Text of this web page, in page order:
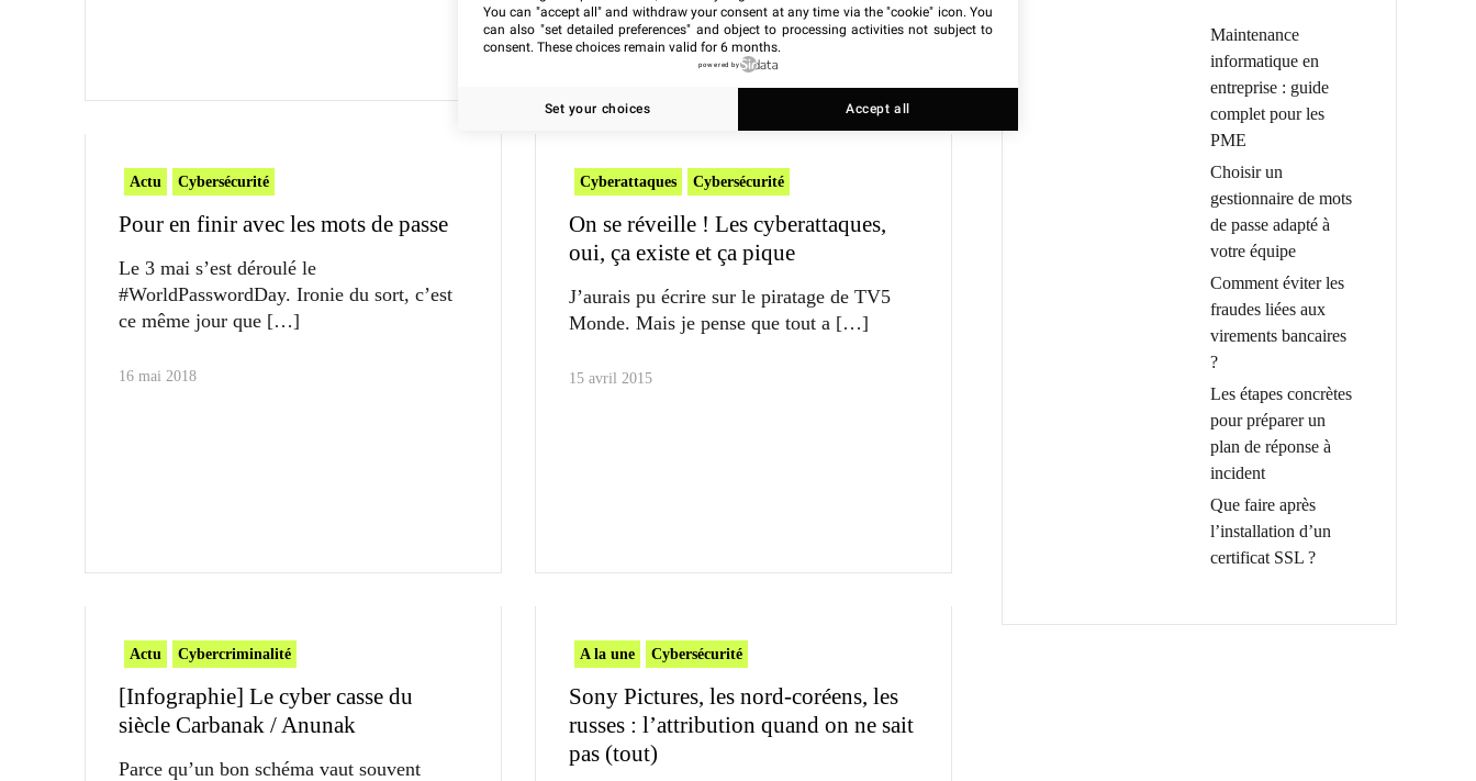
Actu Cybersécurité
Pour en finir avec les mots de passe
Le 3 mai s’est déroulé le
#WorldPasswordDay. Ironie du sort, c’est
ce même jour que
16 mai 2018
Cyberattaques Cybersécurité
On se réveille ! Les cyberattaques,
oui, ça existe et ça pique
J’aurais pu écrire sur le piratage de TV5
Monde. Mais je pense que tout a
15 avril 2015
Actu Cybercriminalité
[Infographie] Le cyber casse du
siècle Carbanak / Anunak
Parce qu’un bon schéma vaut souvent
A la une Cybersécurité
Sony Pictures, les nord-coréens, les
russes : l’attribution quand on ne sait
pas (tout)
Maintenance
informatique en
entreprise : guide
complet pour les
PME
Choisir un
gestionnaire de mots
de passe adapté à
votre équipe
Comment éviter les
fraudes liées aux
virements bancaires
?
Les étapes concrètes
pour préparer un
plan de réponse à
incident
Que faire après
l’installation d’un
certificat SSL ?
You can "accept all" and withdraw your consent at any time via the "cookie" icon. You
can also "set detailed preferences" and object to processing activities not subject to
consent. These choices remain valid for 6 months.
powered by
Set your choices Accept all